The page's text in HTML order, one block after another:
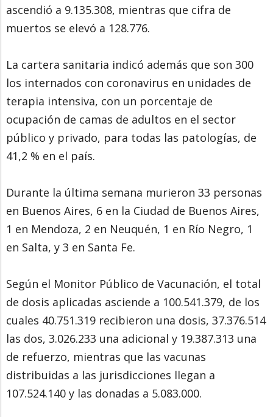
ascendió a 9.135.308, mientras que cifra de
muertos se elevó a 128.776.
La cartera sanitaria indicó además que son 300
los internados con coronavirus en unidades de
terapia intensiva, con un porcentaje de
ocupación de camas de adultos en el sector
público y privado, para todas las patologías, de
41,2 % en el país.
Durante la última semana murieron 33 personas
en Buenos Aires, 6 en la Ciudad de Buenos Aires,
1 en Mendoza, 2 en Neuquén, 1 en Río Negro, 1
en Salta, y 3 en Santa Fe.
Según el Monitor Público de Vacunación, el total
de dosis aplicadas asciende a 100.541.379, de los
cuales 40.751.319 recibieron una dosis, 37.376.514
las dos, 3.026.233 una adicional y 19.387.313 una
de refuerzo, mientras que las vacunas
distribuidas a las jurisdicciones llegan a
107.524.140 y las donadas a 5.083.000.